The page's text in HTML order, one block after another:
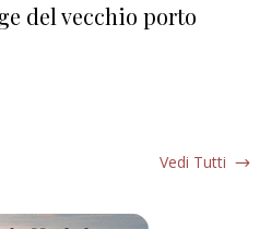
del vecchio porto
Vedi Tutti